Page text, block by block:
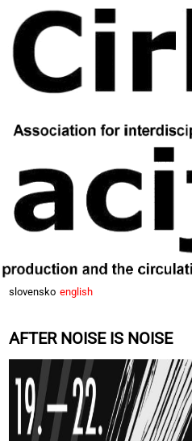
slovensko english
AFTER NOISE IS NOISE